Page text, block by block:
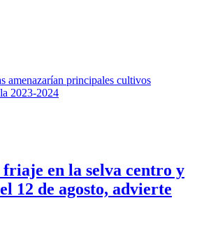
en la selva centro y
12 de agosto, advierte